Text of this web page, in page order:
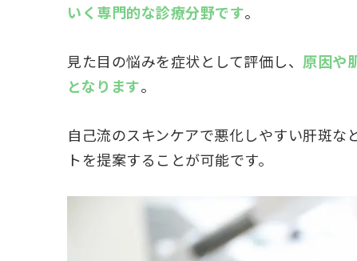
いく専門的な診療分野です。
見た目の悩みを症状として評価し、 原因や
となります。
自己流のスキンケアで悪化しやすい肝斑
トを提案することが可能です。